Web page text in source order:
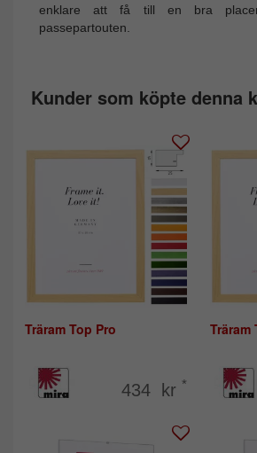
enklare att få till en bra
passepartouten.
Kunder som köpte denna
Träram Top Pro
434 kr *
Träram